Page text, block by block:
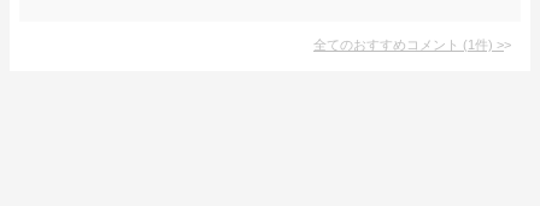
全てのおすすめコメント (1件) >